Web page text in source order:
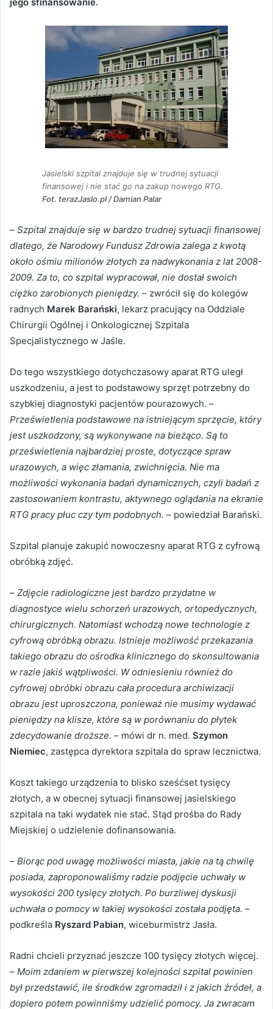
Jasielski szpital znajduje się w trudnej sytuacji
finansowej i nie stać go na zakup nowego RTG.
Fot. terazJaslo.pl / Damian Palar
– Szpital znajduje się w bardzo trudnej sytuacji finansowej
dlatego, że Narodowy Fundusz Zdrowia zalega z kwotą
około ośmiu milionów złotych za nadwykonania z lat 2008-
2009. Za to, co szpital wypracował, nie dostał swoich
ciężko zarobionych pieniędzy. – zwrócił się do kolegów
radnych Marek Barański, lekarz pracujący na Oddziale
Chirurgii Ogólnej i Onkologicznej Szpitala
Specjalistycznego w Jaśle.
Do tego wszystkiego dotychczasowy aparat RTG uległ
uszkodzeniu, a jest to podstawowy sprzęt potrzebny do
szybkiej diagnostyki pacjentów pourazowych. –
Prześwietlenia podstawowe na istniejącym sprzęcie, który
jest uszkodzony, są wykonywane na bieżąco. Są to
prześwietlenia najbardziej proste, dotyczące spraw
urazowych, a więc złamania, zwichnięcia. Nie ma
możliwości wykonania badań dynamicznych, czyli badań z
zastosowaniem kontrastu, aktywnego oglądania na ekranie
RTG pracy płuc czy tym podobnych. – powiedział Barański.
Szpital planuje zakupić nowoczesny aparat RTG z cyfrową
obróbką zdjęć.
– Zdjęcie radiologiczne jest bardzo przydatne w
diagnostyce wielu schorzeń urazowych, ortopedycznych,
chirurgicznych. Natomiast wchodzą nowe technologie z
cyfrową obróbką obrazu. Istnieje możliwość przekazania
takiego obrazu do ośrodka klinicznego do skonsultowania
w razie jakiś wątpliwości. W odniesieniu również do
cyfrowej obróbki obrazu cała procedura archiwizacji
obrazu jest uproszczona, ponieważ nie musimy wydawać
pieniędzy na klisze, które są w porównaniu do płytek
zdecydowanie droższe. – mówi dr n. med. Szymon
Niemiec, zastępca dyrektora szpitala do spraw lecznictwa.
Koszt takiego urządzenia to blisko sześćset tysięcy
złotych, a w obecnej sytuacji finansowej jasielskiego
szpitala na taki wydatek nie stać. Stąd prośba do Rady
Miejskiej o udzielenie dofinansowania.
– Biorąc pod uwagę możliwości miasta, jakie na tą chwilę
posiada, zaproponowaliśmy radzie podjęcie uchwały w
wysokości 200 tysięcy złotych. Po burzliwej dyskusji
uchwała o pomocy w takiej wysokości została podjęta. –
podkreśla Ryszard Pabian, wiceburmistrz Jasła.
Radni chcieli przyznać jeszcze 100 tysięcy złotych więcej.
– Moim zdaniem w pierwszej kolejności szpital powinien
był przedstawić, ile środków zgromadził i z jakich źródeł, a
dopiero potem powinniśmy udzielić pomocy. Ja zwracam